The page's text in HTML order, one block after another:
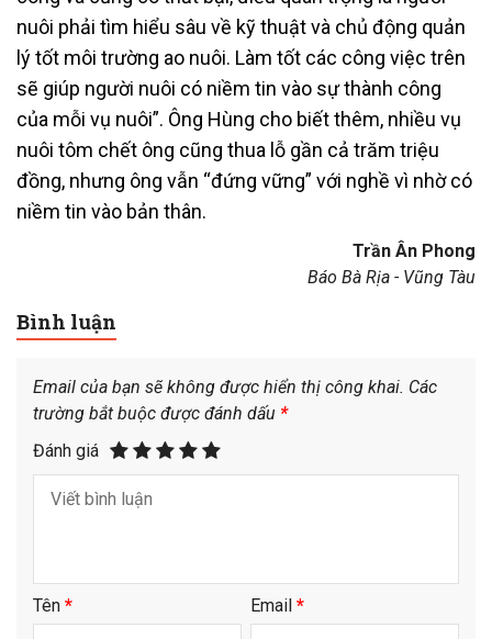
nuôi phải tìm hiểu sâu về kỹ thuật và chủ động quản
lý tốt môi trường ao nuôi. Làm tốt các công việc trên
sẽ giúp người nuôi có niềm tin vào sự thành công
của mỗi vụ nuôi”. Ông Hùng cho biết thêm, nhiều vụ
nuôi tôm chết ông cũng thua lỗ gần cả trăm triệu
đồng, nhưng ông vẫn “đứng vững” với nghề vì nhờ có
niềm tin vào bản thân.
Trần Ân Phong
Báo Bà Rịa - Vũng Tàu
Bình luận
Email của bạn sẽ không được hiển thị công khai. Các
trường bắt buộc được đánh dấu *
Đánh giá
Tên * Email *